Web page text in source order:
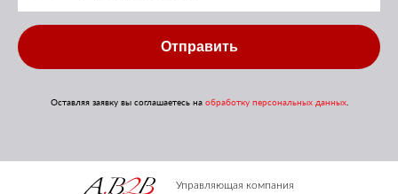
Отправить
Оставляя заявку вы соглашаетесь на обработку персональных данных.
Управляющая компания